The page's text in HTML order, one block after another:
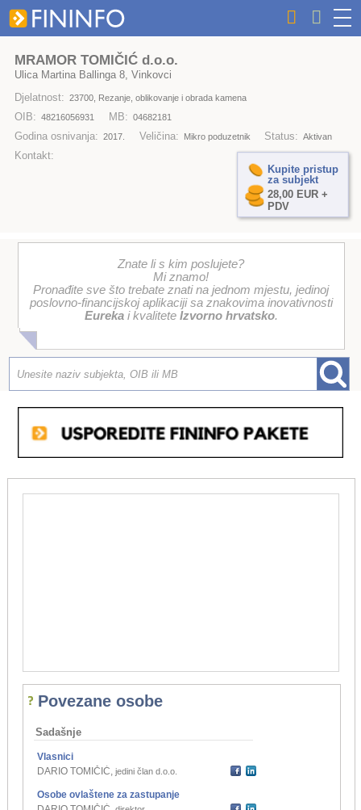
MRAMOR TOMIČIĆ d.o.o.
Ulica Martina Ballinga 8, Vinkovci
Djelatnost: 23700, Rezanje, oblikovanje i obrada kamena
OIB: 48216056931 MB: 04682181
Godina osnivanja: 2017. Veličina: Mikro poduzetnik Status: Aktivan
Kontakt:
Kupite pristup
za subjekt
28,00 EUR +
PDV
Znate li s kim poslujete?
Mi znamo!
Pronađite sve što trebate znati na jednom mjestu, jedinoj
poslovno-financijskoj aplikaciji sa znakovima inovativnosti
Eurekai kvalitete Izvorno hrvatsko.
Povezane osobe
Sadašnje
Vlasnici
DARIO TOMIČIĆ, jedini član d.o.o.
Osobe ovlaštene za zastupanje